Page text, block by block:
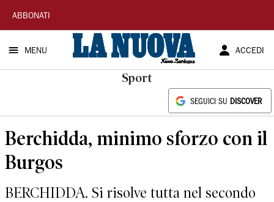
La
Nuova
Sardegna
ABBONATI
MENU ACCEDI
Sport
SEGUICI SU DISCOVER
Berchidda, minimo sforzo con il
Burgos
BERCHIDDA. Si risolve tutta nel secondo